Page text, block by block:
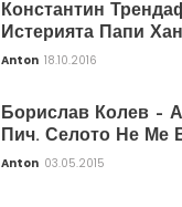
Константин
Истерията Папи
Anton 18.10.2016
Борислав Колев –
Пич. Селото Не Ме
Anton 03.05.2015